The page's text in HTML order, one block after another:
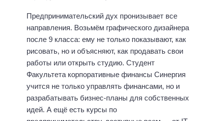
Предпринимательский дух пронизывает все
направления. Возьмём графического дизайнера
после 9 класса: ему не только показывают, как
рисовать, но и объясняют, как продавать свои
работы или открыть студию. Студент
Факультета корпоративные финансы Синергия
учится не только управлять финансами, но и
разрабатывать бизнес-планы для собственных
идей. А ещё есть курсы по